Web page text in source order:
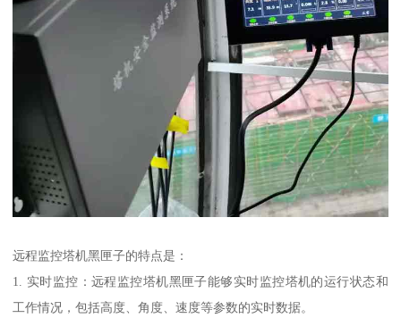
远程监控塔机黑匣子的特点是：
1. 实时监控：远程监控塔机黑匣子能够实时监控塔机的运行状态和
工作情况，包括高度、角度、速度等参数的实时数据。